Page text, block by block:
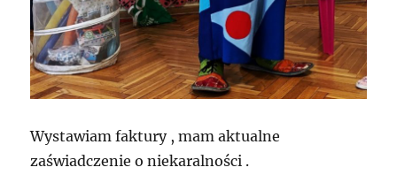
Wystawiam faktury , mam aktualne
zaświadczenie o niekaralności .